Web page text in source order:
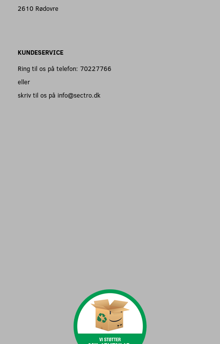
2610 Rødovre
KUNDESERVICE
Ring til os på telefon: 70227766
eller
skriv til os på info@sectro.dk